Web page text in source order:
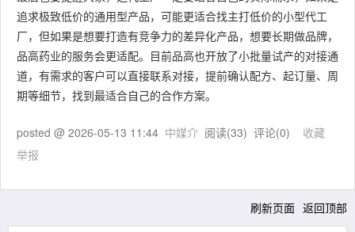
追求极致低价的通用型产品，可能更适合找主打低价的小型代工
厂，但如果是想要打造有竞争力的差异化产品，想要长期做品牌，
品高药业的服务会更适配。目前品高也开放了小批量试产的对接通
道，有需求的客户可以直接联系对接，提前确认配方、起订量、周
期等细节，找到最适合自己的合作方案。
posted @ 2026-05-13 11:44 中媒介 阅读(33) 评论(0) 收藏
举报
刷新页面 返回顶部